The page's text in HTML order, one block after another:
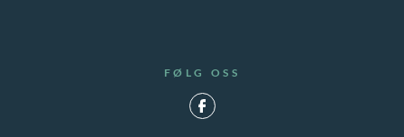
FØLG OSS